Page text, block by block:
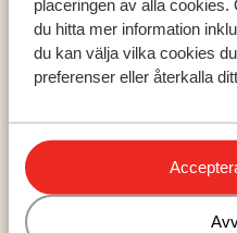
placeringen av alla
du hitta mer information
du kan välja vilka cookies
preferenser eller återkalla